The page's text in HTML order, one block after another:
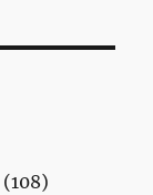
(108)